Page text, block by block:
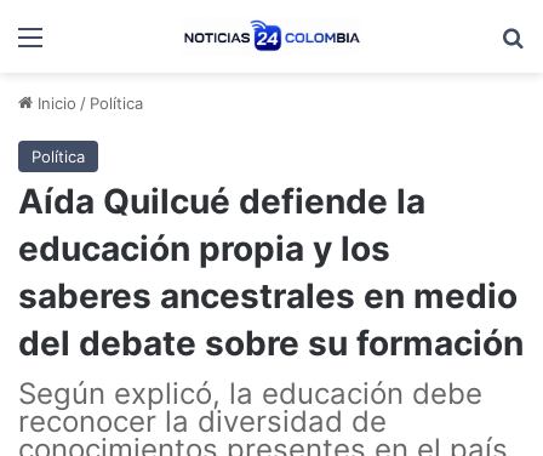
Menú
Inicio / Política
Política
Aída Quilcué defiende la
educación propia y los
saberes ancestrales en medio
del debate sobre su formación
Según explicó, la educación debe
reconocer la diversidad de